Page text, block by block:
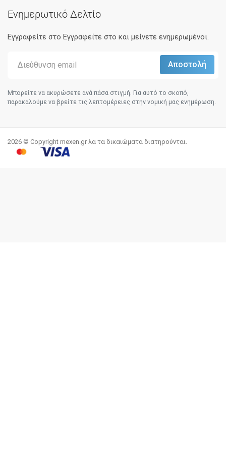
Ενημερωτικό Δελτίο
Εγγραφείτε στο Eγγραφείτε στο και μείνετε ενημερωμένοι.
Μπορείτε να ακυρώσετε ανά πάσα στιγμή. Για αυτό το σκοπό,
παρακαλούμε να βρείτε τις λεπτομέρειες στην νομική μας ενημέρωση.
2026 © Copyright mexen.gr λα τα δικαιώματα διατηρούνται.